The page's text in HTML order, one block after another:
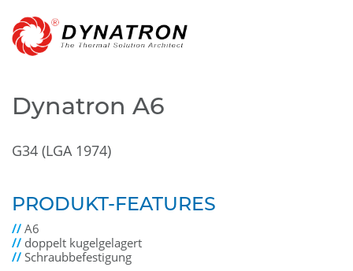
Dynatron A6
G34 (LGA 1974)
PRODUKT-FEATURES
//A6
// doppelt kugelgelagert
//Schraubbefestigung